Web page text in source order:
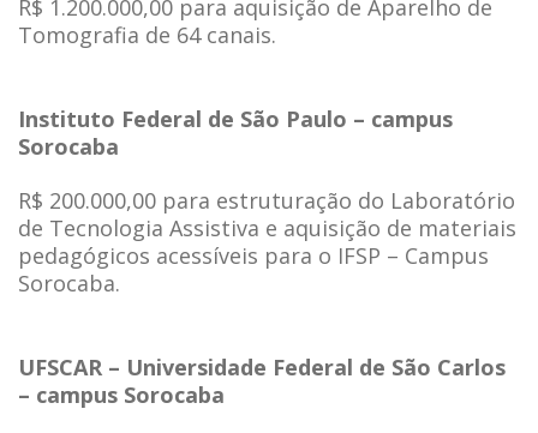
R$ 1.200.000,00 para aquisição de Aparelho de
Tomografia de 64 canais.
Instituto Federal de São Paulo – campus
Sorocaba
R$ 200.000,00 para estruturação do Laboratório
de Tecnologia Assistiva e aquisição de materiais
pedagógicos acessíveis para o IFSP – Campus
Sorocaba.
UFSCAR – Universidade Federal de São Carlos
– campus Sorocaba